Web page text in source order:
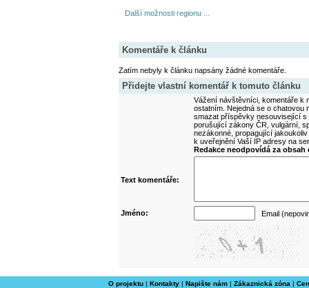
Další možnosti regionu ...
Komentáře k článku
Zatím nebyly k článku napsány žádné komentáře.
Přidejte vlastní komentář k tomuto článku
Vážení návštěvníci, komentáře k
ostatním. Nejedná se o
smazat příspěvky nesouvisející
porušující zákony ČR, vulgární,
nezákonné, propagující
k uveřejnění Vaší IP adresy na
Redakce neodpovídá za
Text komentáře:
Jméno: Email
O projektu| Kontakty| Napište nám| Zákaznická zóna |